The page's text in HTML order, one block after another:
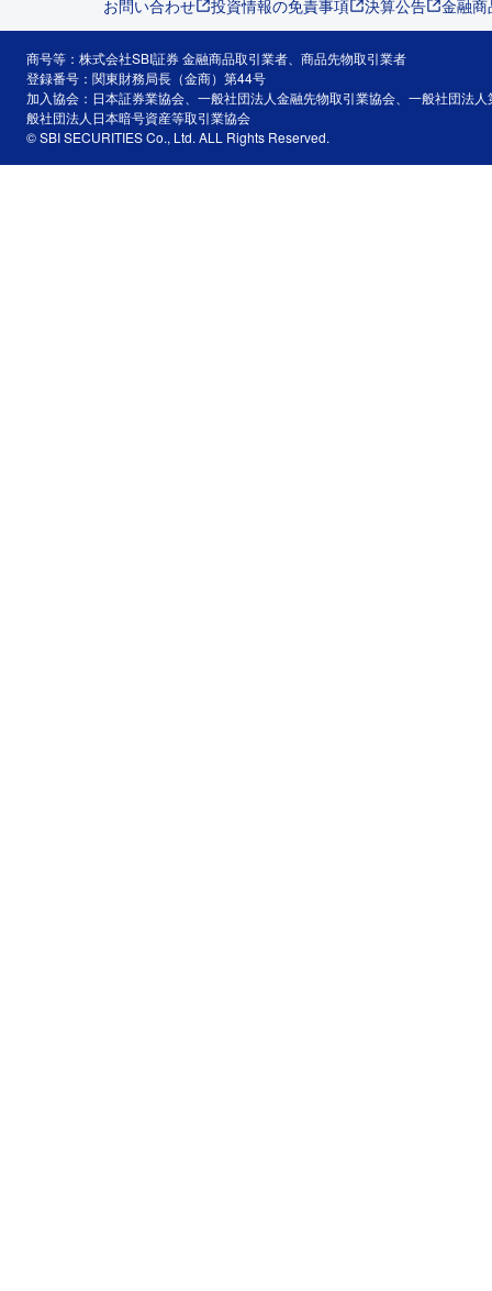
お問い合わせ 投資情報の免責事項 決算公告 金融
商号等：株式会社SBI証券 金融商品取引業者、商品先物取引業者
登録番号：関東財務局長（金商）第44号
加入協会：日本証券業協会、一般社団法人金融先物取引業協会、一般社団法
般社団法人日本暗号資産等取引業協会
© SBI SECURITIES Co., Ltd. ALL Rights Reserved.